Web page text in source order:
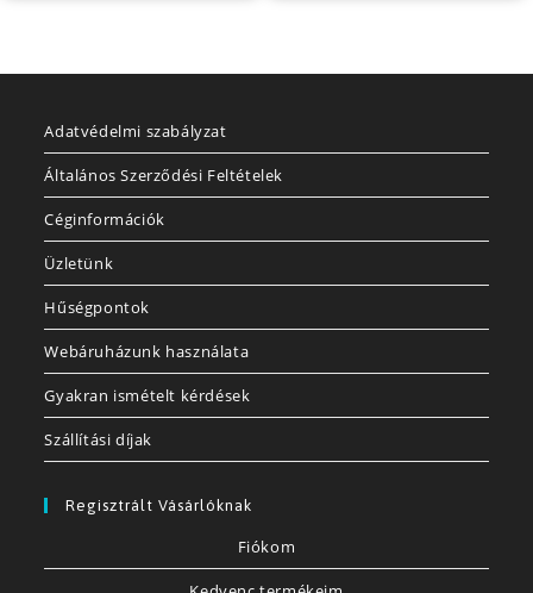
Adatvédelmi szabályzat
Általános Szerződési Feltételek
Céginformációk
Üzletünk
Hűségpontok
Webáruházunk használata
Gyakran ismételt kérdések
Szállítási díjak
Regisztrált Vásárlóknak
Fiókom